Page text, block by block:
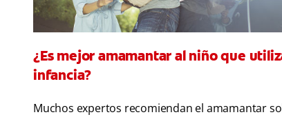
¿Es mejor amamantar al niño que
infancia?
Muchos expertos recomiendan el amamantar